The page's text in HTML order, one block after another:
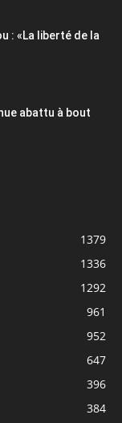
: «La liberté de la
abattu à bout
1379
1336
1292
961
952
647
396
384